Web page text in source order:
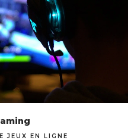
JEUX EN LIGNE